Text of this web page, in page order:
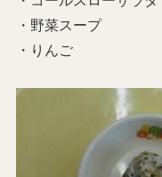
・野菜スープ
・りんご